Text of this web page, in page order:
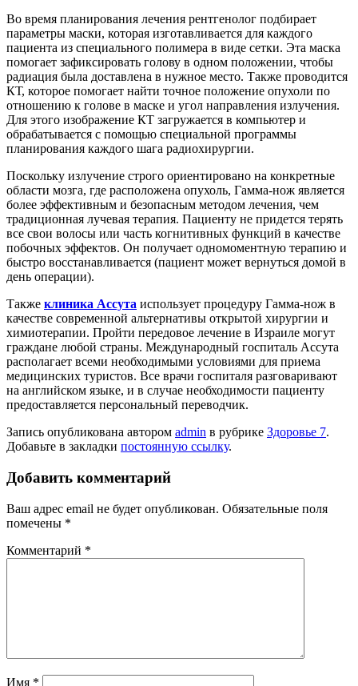
Во время планирования лечения рентгенолог подбирает
параметры маски, которая изготавливается для каждого
пациента из специального полимера в виде сетки. Эта маска
помогает зафиксировать голову в одном положении, чтобы
радиация была доставлена в нужное место. Также проводится
КТ, которое помогает найти точное положение опухоли по
отношению к голове в маске и угол направления излучения.
Для этого изображение КТ загружается в компьютер и
обрабатывается с помощью специальной программы
планирования каждого шага радиохирургии.
Поскольку излучение строго ориентировано на конкретные
области мозга, где расположена опухоль, Гамма-нож является
более эффективным и безопасным методом лечения, чем
традиционная лучевая терапия. Пациенту не придется терять
все свои волосы или часть когнитивных функций в качестве
побочных эффектов. Он получает одномоментную терапию и
быстро восстанавливается (пациент может вернуться домой в
день операции).
Также клиника Ассута использует процедуру Гамма-нож в
качестве современной альтернативы открытой хирургии и
химиотерапии. Пройти передовое лечение в Израиле могут
граждане любой страны. Международный госпиталь Ассута
располагает всеми необходимыми условиями для приема
медицинских туристов. Все врачи госпиталя разговаривают
на английском языке, и в случае необходимости пациенту
предоставляется персональный переводчик.
Запись опубликована автором admin в рубрике Здоровье 7.
Добавьте в закладки постоянную ссылку.
Добавить комментарий
Ваш адрес email не будет опубликован. Обязательные поля
помечены *
Комментарий *
Имя *